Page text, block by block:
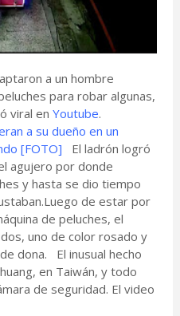
a un hombre
para robar algunas,
viral en Youtube.
a su dueño en un
[FOTO] El ladrón logró
agujero por donde
y hasta se dio tiempo
de estar por
de peluches, el
uno de color rosado y
dona. El inusual hecho
en Taiwán, y todo
de seguridad. El video